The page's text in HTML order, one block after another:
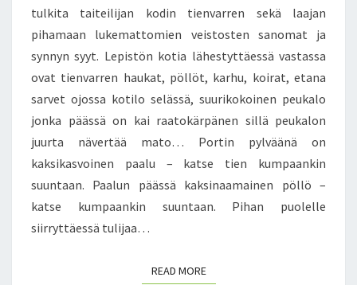
Y
T
I
K
O
I
L
L
E
Ä
tulkita taiteilijan kodin tienvarren sekä laajan
pihamaan lukemattomien veistosten sanomat ja
synnyn syyt. Lepistön kotia lähestyttäessä vastassa
ovat tienvarren haukat, pöllöt, karhu, koirat, etana
sarvet ojossa kotilo selässä, suurikokoinen peukalo
jonka päässä on kai raatokärpänen sillä peukalon
juurta nävertää mato… Portin pylväänä on
kaksikasvoinen paalu – katse tien kumpaankin
suuntaan. Paalun päässä kaksinaamainen pöllö –
katse kumpaankin suuntaan. Pihan puolelle
siirryttäessä tulijaa…
READ MOREREAD MORE